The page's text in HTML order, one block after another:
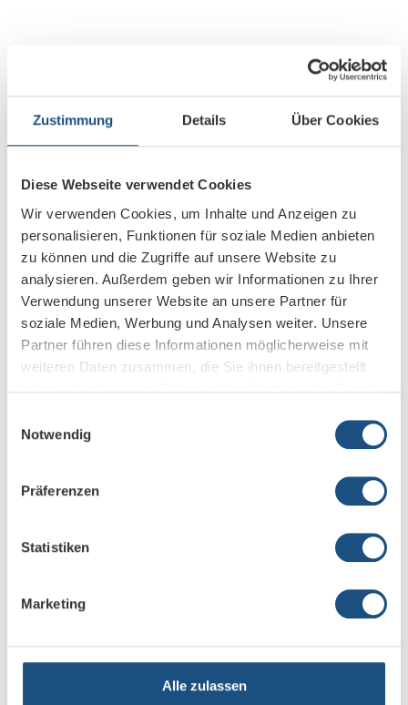
Zustimmung Details Über Cookies
Diese Webseite verwendet Cookies
Wir verwenden Cookies, um Inhalte und Anzeigen zu
personalisieren, Funktionen für soziale Medien anbieten
zu können und die Zugriffe auf unsere Website zu
analysieren. Außerdem geben wir Informationen zu Ihrer
Verwendung unserer Website an unsere Partner für
soziale Medien, Werbung und Analysen weiter. Unsere
Partner führen diese Informationen möglicherweise mit
weiteren Daten zusammen, die Sie ihnen bereitgestellt
Notwendig
Präferenzen
Statistiken
Marketing
Alle zulassen